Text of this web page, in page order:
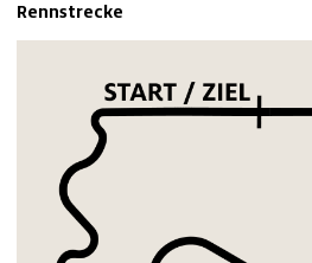
Rennstrecke